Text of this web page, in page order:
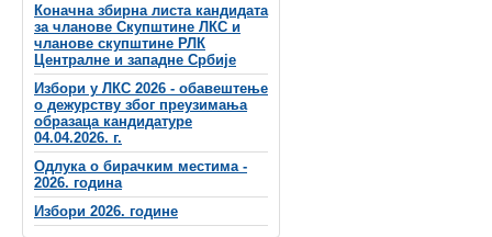
Коначна збирна листа кандидата
за чланове Скупштине ЛКС и
чланове скупштинe РЛК
Централне и западне Србије
Избори у ЛКС 2026 - обавештење
о дежурству због преузимања
образаца кандидатуре
04.04.2026. г.
Одлука о бирачким местима -
2026. година
Избори 2026. године